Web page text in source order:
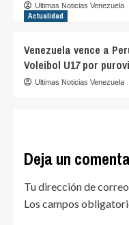
Ultimas Noticias Venezuela
Actualidad
Venezuela vence a
Voleibol U17 por
Ultimas Noticias Venezuela
Deja un
Tu dirección de
Los campos